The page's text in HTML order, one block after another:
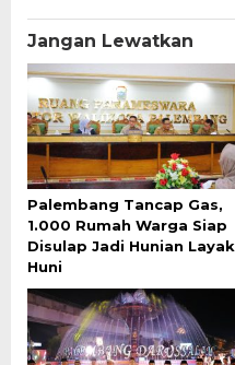
Jangan Lewatkan
Palembang Tancap Gas,
1.000 Rumah Warga Siap
Disulap Jadi Hunian Layak
Huni